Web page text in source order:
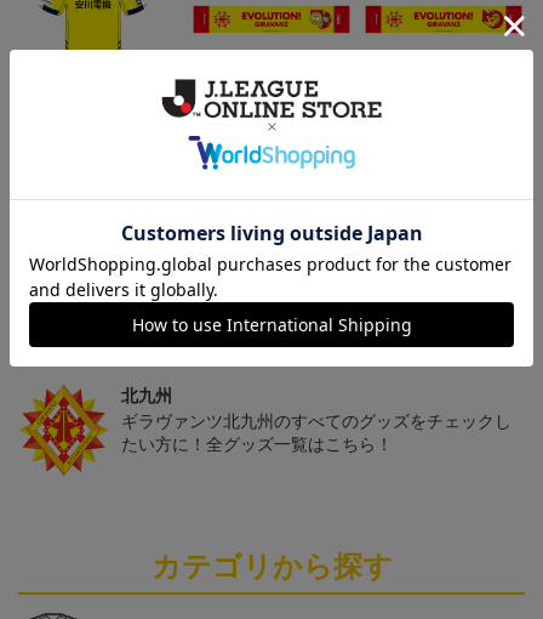
「2026/27シーズン 明治
ギラヴァンツ北九州 キ
マワリ タオルマフラー
2,500円
ギラヴァンツ北九州 ピ
北九州
ギラヴァンツ北九州のユニフォームを着て試合を応
援しよう！
北九州
ギラヴァンツ北九州のすべてのグッズをチェックし
たい方に！全グッズ一覧はこちら！
カテゴリから探す